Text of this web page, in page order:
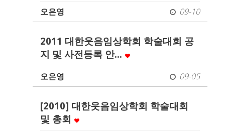
오은영 09-10
2011 대한웃음임상학회 학술대회 공
지 및 사전등록 안…
오은영 09-05
[2010] 대한웃음임상학회 학술대회
및 총회